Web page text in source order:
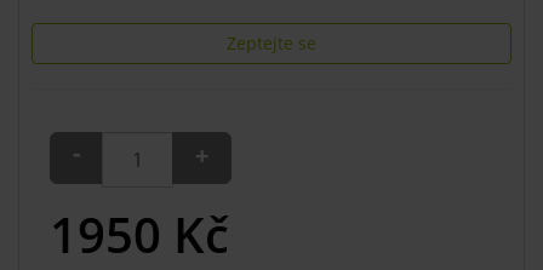
Zeptejte se
- +
1950 Kč